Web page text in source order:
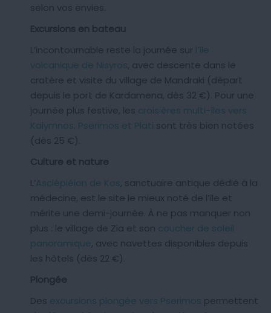
selon vos envies.
Excursions en bateau
L’incontournable reste la journée sur l’île
volcanique de Nisyros, avec descente dans le
cratère et visite du village de Mandraki (départ
depuis le port de Kardamena, dès 32 €). Pour une
journée plus festive, les croisières multi-îles vers
Kalymnos, Pserimos et Plati sont très bien notées
(dès 25 €).
Culture et nature
L’Asclépiéion de Kos, sanctuaire antique dédié à la
médecine, est le site le mieux noté de l’île et
mérite une demi-journée. À ne pas manquer non
plus : le village de Zia et son coucher de soleil
panoramique, avec navettes disponibles depuis
les hôtels (dès 22 €).
Plongée
Des excursions plongée vers Pserimos permettent